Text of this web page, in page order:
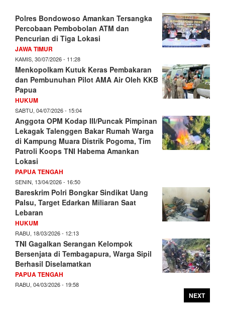
Polres Bondowoso Amankan Tersangka
Percobaan Pembobolan ATM dan
Pencurian di Tiga Lokasi
JAWA TIMUR
KAMIS, 30/07/2026 - 11:28
Menkopolkam Kutuk Keras Pembakaran
dan Pembunuhan Pilot AMA Air Oleh KKB
Papua
HUKUM
SABTU, 04/07/2026 - 15:04
Anggota OPM Kodap III/Puncak Pimpinan
Lekagak Talenggen Bakar Rumah Warga
di Kampung Muara Distrik Pogoma, Tim
Patroli Koops TNI Habema Amankan
Lokasi
PAPUA TENGAH
SENIN, 13/04/2026 - 16:50
Bareskrim Polri Bongkar Sindikat Uang
Palsu, Target Edarkan Miliaran Saat
Lebaran
HUKUM
RABU, 18/03/2026 - 12:13
TNI Gagalkan Serangan Kelompok
Bersenjata di Tembagapura, Warga Sipil
Berhasil Diselamatkan
PAPUA TENGAH
RABU, 04/03/2026 - 19:58
NEXT